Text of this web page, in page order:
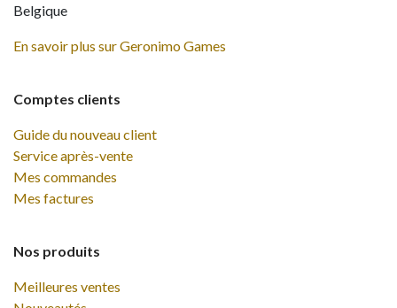
Comptes clients
Guide du nouveau client
Service après-vente
Mes commandes
Mes factures
Nos produits
Meilleures ventes
Belgique
En savoir plus sur Geronimo Games